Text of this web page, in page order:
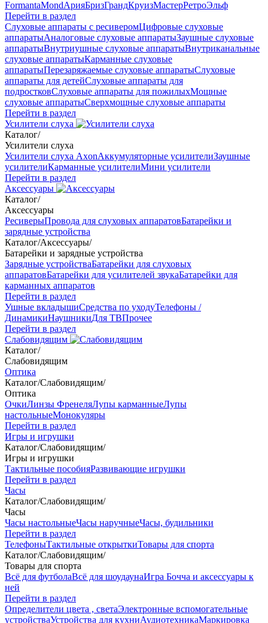
FormantaMondАрияБризГрандКруизМастерРетроЭльф
Перейти в раздел
Слуховые аппараты с ресиверомЦифровые слуховые
аппаратыАналоговые слуховые аппаратыЗаушные слуховые
аппаратыВнутриушные слуховые аппаратыВнутриканальные
слуховые аппаратыКарманные слуховые
аппаратыПерезаряжаемые слуховые аппаратыСлуховые
аппараты для детейСлуховые аппараты для
подростковСлуховые аппараты для пожилыхМощные
слуховые аппаратыСверхмощные слуховые аппараты
Перейти в раздел
Усилители слуха
Каталог/
Усилители слуха
Усилители слуха AxonАккумуляторные усилителиЗаушные
усилителиКарманные усилителиМини усилители
Перейти в раздел
Аксессуары
Каталог/
Аксессуары
РесиверыПровода для слуховых аппаратовБатарейки и
зарядные устройства
Каталог/Аксессуары/
Батарейки и зарядные устройства
Зарядные устройстваБатарейки для слуховых
аппаратовБатарейки для усилителей звукаБатарейки для
карманных аппаратов
Перейти в раздел
Ушные вкладышиСредства по уходуТелефоны /
ДинамикиНаушникиДля ТВПрочее
Перейти в раздел
Слабовидящим
Каталог/
Слабовидящим
Оптика
Каталог/Слабовидящим/
Оптика
ОчкиЛинзы ФренеляЛупы карманныеЛупы
настольныеМонокуляры
Перейти в раздел
Игры и игрушки
Каталог/Слабовидящим/
Игры и игрушки
Тактильные пособияРазвивающие игрушки
Перейти в раздел
Часы
Каталог/Слабовидящим/
Часы
Часы настольныеЧасы наручныеЧасы, будильники
Перейти в раздел
ТелефоныТактильные открыткиТовары для спорта
Каталог/Слабовидящим/
Товары для спорта
Всё для футболаВсё для шоудаунаИгра Бочча и аксессуары к
ней
Перейти в раздел
Определители цвета , светаЭлектронные вспомогательные
устройстваУстройства для кухниАудиотехникаМаркировка